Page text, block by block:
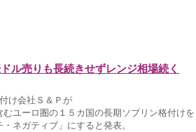
ル売りも長続きせずレンジ相場続く
け会社Ｓ＆Ｐが
むユーロ圏の１５カ国の長期ソブリン格付けを
・ネガティブ」にすると発表。